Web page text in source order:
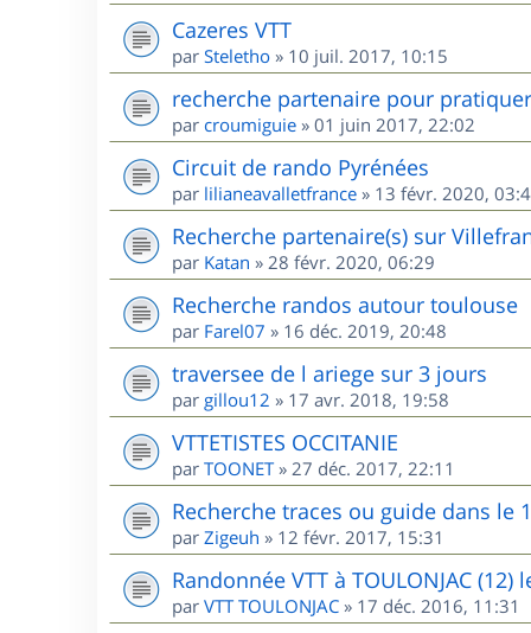
Cazeres VTT
par Steletho » 10 juil. 2017, 10:15
recherche partenaire pour
par croumiguie » 01 juin 2017, 22:02
Circuit de rando Pyrénées
par lilianeavalletfrance » 13 févr. 2020,
Recherche partenaire(s) sur
par Katan » 28 févr. 2020, 06:29
Recherche randos autour toulouse
par Farel07 » 16 déc. 2019, 20:48
traversee de l ariege sur 3 jours
par gillou12 » 17 avr. 2018, 19:58
VTTETISTES OCCITANIE
par TOONET» 27 déc. 2017, 22:11
Recherche traces ou guide dans le
par Zigeuh » 12 févr. 2017, 15:31
Randonnée VTT à TOULONJAC (12)
par VTT TOULONJAC » 17 déc. 2016, 11:31